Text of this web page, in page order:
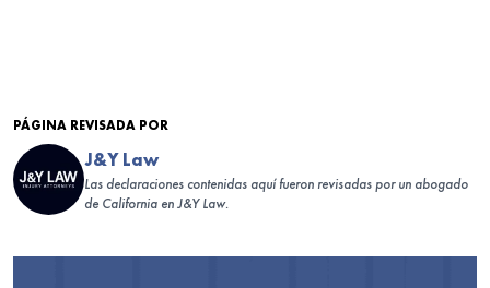
PÁGINA REVISADA POR
J&Y Law
Las declaraciones contenidas aquí fueron revisadas por un abogado
de California en J&Y Law.